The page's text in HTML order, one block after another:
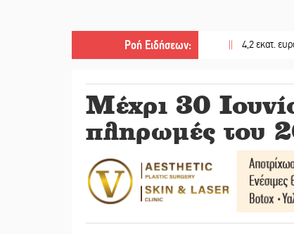
Ροή Ειδήσεων:
|| 4,2 εκατ. ευρώ σε
Μέχρι 30
πληρωμές του